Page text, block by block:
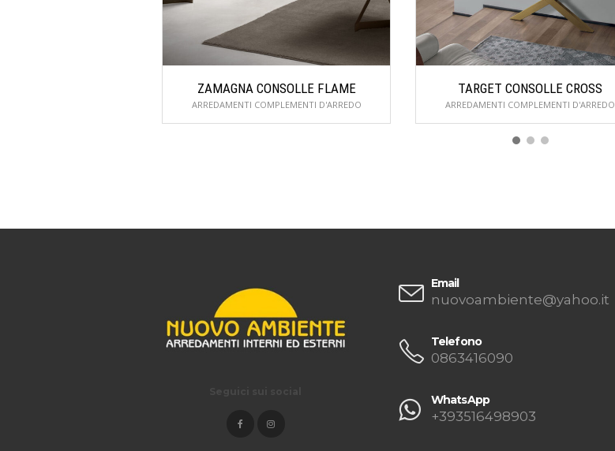
ZAMAGNA CONSOLLE FLAME
ARREDAMENTI COMPLEMENTI D'ARREDO
TARGET CONSOLLE CROSS
ARREDAMENTI COMPLEMENTI D'ARREDO
Email
nuovoambiente@yahoo.it
Telefono
0863416090
WhatsApp
+393516498903